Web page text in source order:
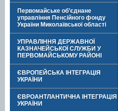
Первомайське об’єднане
управління Пенсійного фонду
України Миколаївської області
УПРАВЛІННЯ ДЕРЖАВНОЇ
КАЗНАЧЕЙСЬКОЇ СЛУЖБИ У
ПЕРВОМАЙСЬКОМУ РАЙОНІ
ЄВРОПЕЙСЬКА ІНТЕГРАЦІЯ
УКРАЇНИ
ЄВРОАНТЛАНТИЧНА ІНТЕГРАЦІЯ
УКРАЇНИ